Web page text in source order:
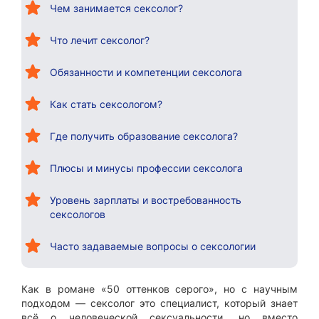
Чем занимается сексолог?
Что лечит сексолог?
Обязанности и компетенции сексолога
Как стать сексологом?
Где получить образование сексолога?
Плюсы и минусы профессии сексолога
Уровень зарплаты и востребованность
сексологов
Часто задаваемые вопросы о сексологии
Как в романе «50 оттенков серого», но с научным
подходом — сексолог это специалист, который знает